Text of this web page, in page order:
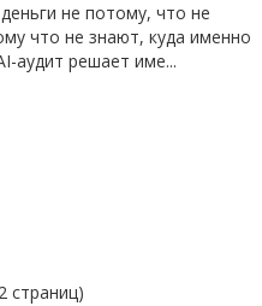
не потому, что не
что не знают, куда именно
аудит решает име...
страниц)